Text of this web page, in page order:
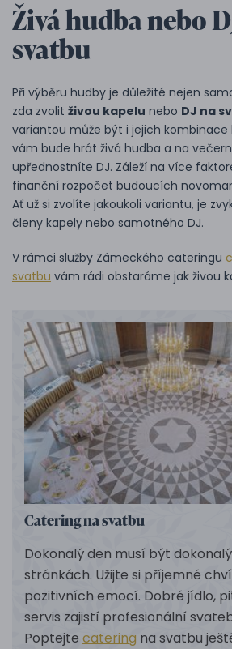
Živá hudba nebo
svatbu
Při výběru hudby je důležité nejen
zda zvolit živou kapelu nebo DJ na
variantou může být i jejich kombinace
vám bude hrát živá hudba a na
upřednostníte DJ. Záleží na více
finanční rozpočet budoucích
Ať už si zvolíte jakoukoli variantu, je
členy kapely nebo samotného DJ.
V rámci služby Zámeckého cateringu
svatbu vám rádi obstaráme jak živou
Catering na svatbu
Dokonalý den musí být
stránkách. Užijte si příjemné
pozitivních emocí. Dobré jídlo,
servis zajistí profesionální
Poptejte catering na svatbu